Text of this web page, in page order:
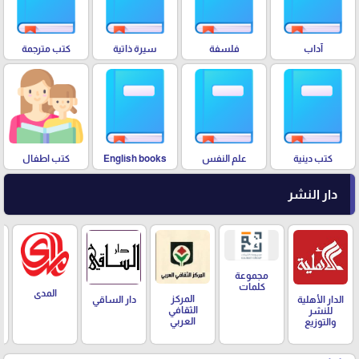
آداب فلسفة سيرة ذاتية كتب مترجمة
كتب دينية علم النفس English books كتب اطفال
دار النشر
الدار الأهلية
للنشر
والتوزيع
مجموعة
كلمات
المركز
الثقافي
العربي
دار الساقي
المدى